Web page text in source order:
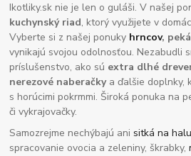
Ikotliky.sk nie je len o guláši. V našej
kuchynský riad, ktorý využijete v
Vyberte si z našej ponuky hrncov,
vynikajú svojou odolnosťou. Nezabudli
príslušenstvo, ako sú extra dlhé
nerezové naberačkya ďalšie doplnky,
s horúcimi pokrmmi. Široká ponuka na
či vykrajovačky.
Samozrejme nechýbajú anisitká na
spracovanie ovocia a zeleniny, škrabky,